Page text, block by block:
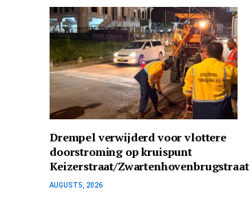
Drempel verwijderd voor vlottere
doorstroming op kruispunt
Keizerstraat/Zwartenhovenbrugstraat
AUGUST 5, 2026